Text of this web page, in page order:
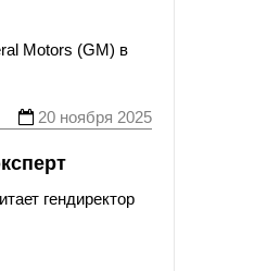
Motors (GM) в
20 ноября 2025
гендиректор